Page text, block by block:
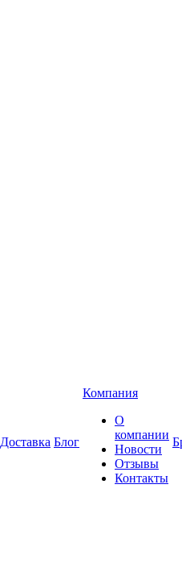
Доставка Блог
Компания
О
компании
Новости
Отзывы
Контакты